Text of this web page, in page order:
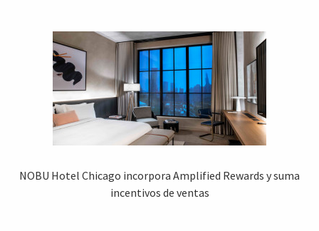
NOBU Hotel Chicago incorpora Amplified Rewards y suma
incentivos de ventas